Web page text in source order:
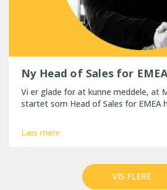
Ny Head of Sales for
Vi er glade for at kunne meddele, at
startet som Head of Sales for EMEA
Læs mere
VIS FLERE